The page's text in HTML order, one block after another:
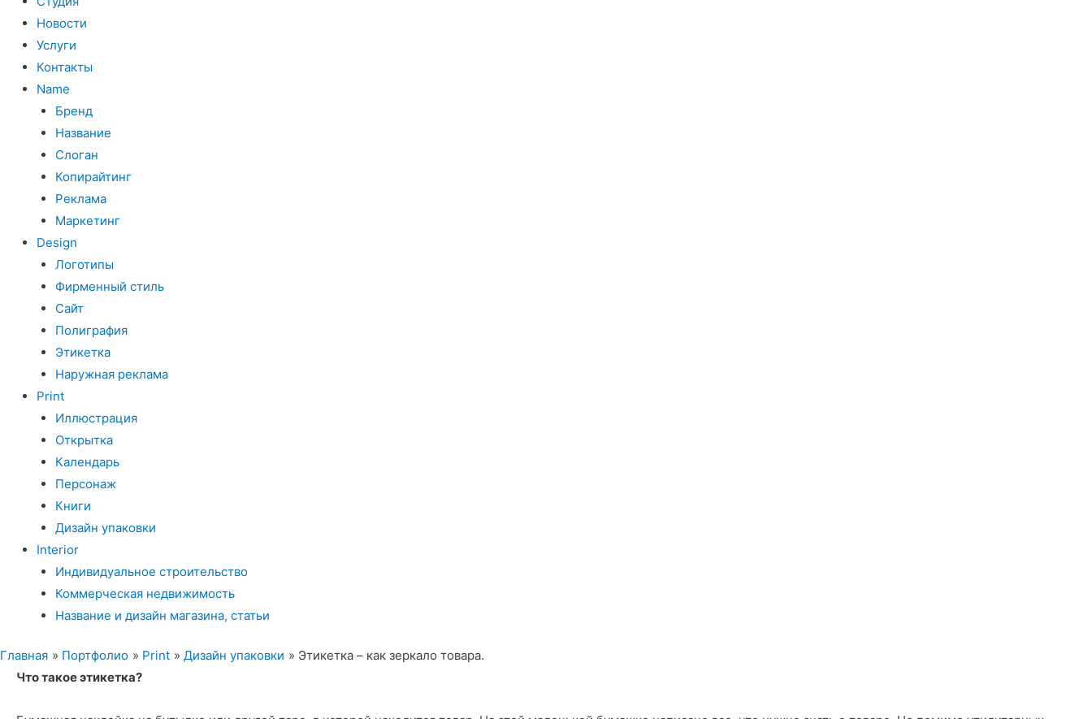
Новости
Услуги
Контакты
Name
Бренд
Название
Слоган
Копирайтинг
Реклама
Маркетинг
Design
Логотипы
Фирменный стиль
Сайт
Полиграфия
Этикетка
Наружная реклама
Print
Иллюстрация
Открытка
Календарь
Персонаж
Книги
Дизайн упаковки
Interior
Индивидуальное строительство
Коммерческая недвижимость
Название и дизайн магазина, статьи
Главная Портфолио Print Дизайн упаковки
Этикетка – как зеркало товара.
Что такое этикетка?